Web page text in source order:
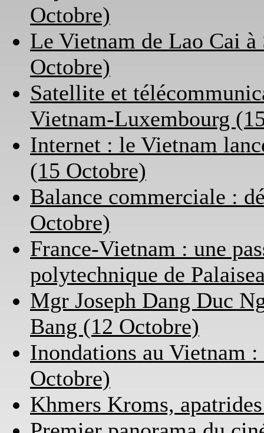
Octobre)
Le Vietnam de Lao Cai à
Octobre)
Satellite et
Vietnam-Luxembourg
Internet : le Vietnam
(15 Octobre)
Balance commerciale :
Octobre)
France-Vietnam : une
polytechnique de
Mgr Joseph Dang Duc
Bang (12 Octobre)
Inondations au Vietnam
Octobre)
Khmers Kroms,